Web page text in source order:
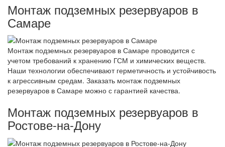
Монтаж подземных резервуаров в
Самаре
Монтаж подземных резервуаров в Самаре проводится с
учетом требований к хранению ГСМ и химических веществ.
Наши технологии обеспечивают герметичность и устойчивость
к агрессивным средам. Заказать монтаж подземных
резервуаров в Самаре можно с гарантией качества.
Монтаж подземных резервуаров в
Ростове-на-Дону